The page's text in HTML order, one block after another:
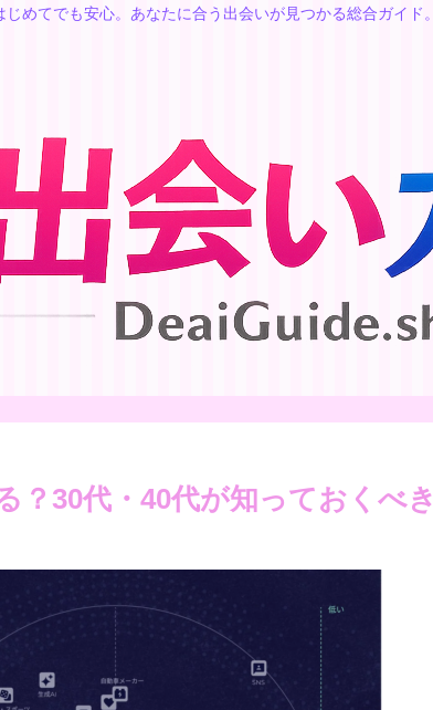
じめてでも安心。あなたに合う出会いが見つかる総合ガイド。
？30代・40代が知っておくべき